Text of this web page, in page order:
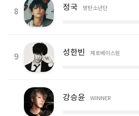
8 정국 방탄소년단
9 성한빈 제로베이스원
강승윤 WINNER